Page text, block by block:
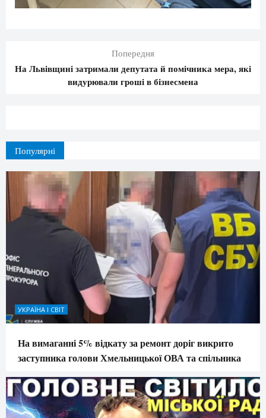
Попередня
На Львівщині затримали депутата й помічника мера, які
видурювали гроші в бізнесмена
Популярні
УКРАЇНА І СВІТ
На вимаганні 5% відкату за ремонт доріг викрито
заступника голови Хмельницької ОВА та спільника